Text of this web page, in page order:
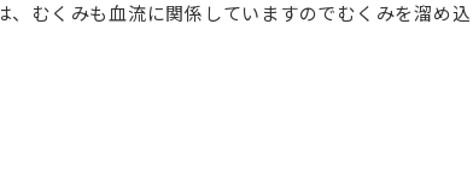
、むくみも血流に関係していますのでむくみを溜め込